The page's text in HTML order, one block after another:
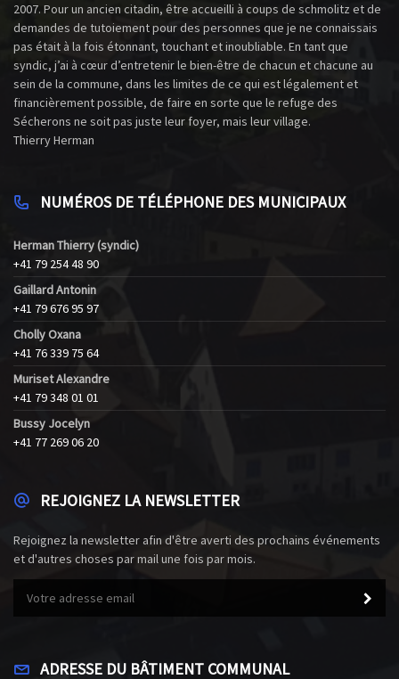
2007. Pour un ancien citadin, être accueilli à coups de schmolitz et de
demandes de tutoiement pour des personnes que je ne connaissais
pas était à la fois étonnant, touchant et inoubliable. En tant que
syndic, j’ai à cœur d’entretenir le bien-être de chacun et chacune au
sein de la commune, dans les limites de ce qui est légalement et
financièrement possible, de faire en sorte que le refuge des
Sécherons ne soit pas juste leur foyer, mais leur village.
Thierry Herman
NUMÉROS DE TÉLÉPHONE DES MUNICIPAUX
Herman Thierry (syndic)
+41 79 254 48 90
Gaillard Antonin
+41 79 676 95 97
Cholly Oxana
+41 76 339 75 64
Muriset Alexandre
+41 79 348 01 01
Bussy Jocelyn
+41 77 269 06 20
REJOIGNEZ LA NEWSLETTER
Rejoignez la newsletter afin d'être averti des prochains événements
et d'autres choses par mail une fois par mois.
ADRESSE DU BÂTIMENT COMMUNAL